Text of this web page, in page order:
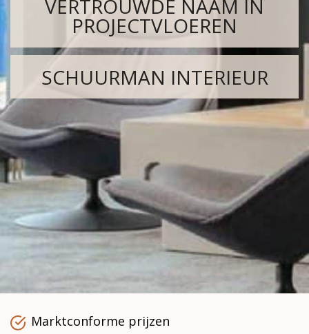
VERTROUWDE NAAM IN
PROJECTVLOEREN
SCHUURMAN INTERIEUR
Marktconforme prijzen